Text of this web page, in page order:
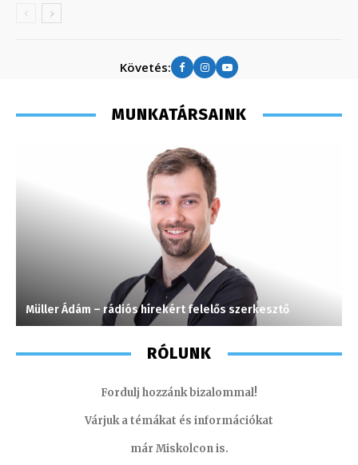
Követés:
MUNKATÁRSAINK
Müller Ádám – rádiós hírekért felelős szerkesztő
RÓLUNK
Fordulj hozzánk bizalommal!
Várjuk a témákat és információkat
már Miskolcon is.